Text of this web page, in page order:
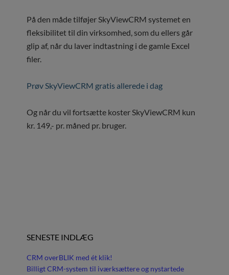
På den måde tilføjer SkyViewCRM systemet en
fleksibilitet til din virksomhed, som du ellers går
glip af, når du laver indtastning i de gamle Excel
filer.
Prøv SkyViewCRM gratis allerede i dag
Og når du vil fortsætte koster SkyViewCRM kun
kr. 149,- pr. måned pr. bruger.
SENESTE INDLÆG
CRM overBLIK med ét klik!
Billigt CRM-system til iværksættere og nystartede